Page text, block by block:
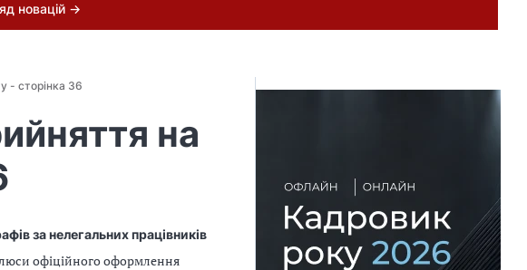
новацій →
- сторінка 36
на
за нелегальних працівників
офіційного оформлення